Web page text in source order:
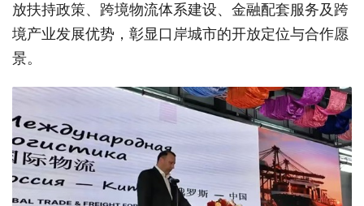
放扶持政策、跨境物流体系建设、金融配套服务及跨
境产业发展优势，彰显口岸城市的开放定位与合作愿
景。